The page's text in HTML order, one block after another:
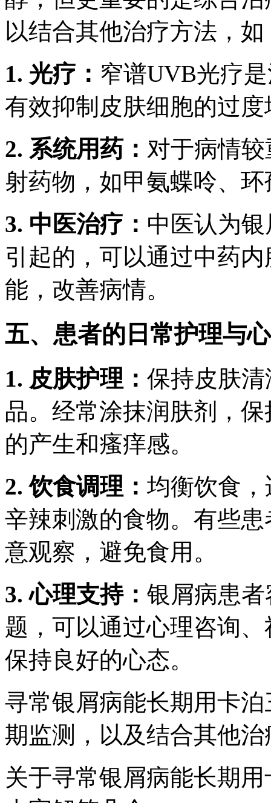
以结合其他治疗方法，如
1. 光疗： 窄谱UVB光疗
有效抑制皮肤细胞的过度
2. 系统用药： 对于病情
射药物，如甲氨蝶呤、
3. 中医治疗： 中医认为
引起的，可以通过中药
能，改善病情。
五、患者的日常护理与
1. 皮肤护理： 保持皮肤
品。经常涂抹润肤剂，
的产生和瘙痒感。
2. 饮食调理： 均衡饮食
辛辣刺激的食物。有些
意观察，避免食用。
3. 心理支持： 银屑病患
题，可以通过心理咨询
保持良好的心态。
寻常银屑病能长期用卡
期监测，以及结合其他
关于寻常银屑病能长期